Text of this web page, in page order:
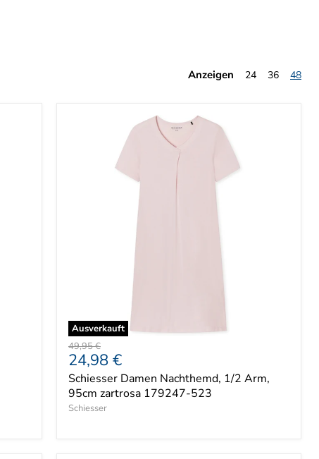
Anzeigen 24 36 48
Ausverkauft
Ursprünglicher
Preis
49,95 €
Aktueller
Preis
24,98 €
Schiesser Damen Nachthemd, 1/2 Arm,
95cm zartrosa 179247-523
Schiesser